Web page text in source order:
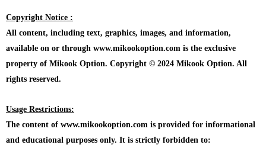
Copyright Notice :
All content, including text, graphics, images, and information,
available on or through www.mikookoption.com is the exclusive
property of Mikook Option. Copyright © 2024 Mikook Option. All
rights reserved.
Usage Restrictions:
The content of www.mikookoption.com is provided for informational
and educational purposes only. It is strictly forbidden to: